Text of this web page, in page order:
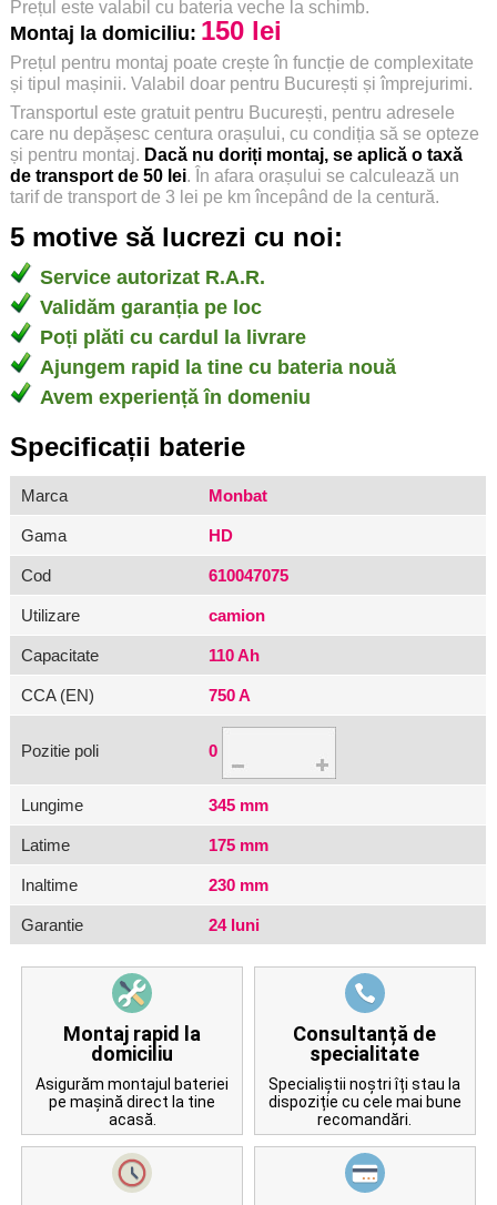
Prețul este valabil cu bateria veche la schimb.
Montaj la domiciliu: 150 lei
Prețul pentru montaj poate crește în funcție de complexitate
și tipul mașinii. Valabil doar pentru București și împrejurimi.
Transportul este gratuit pentru București, pentru adresele
care nu depășesc centura orașului, cu condiția să se opteze
și pentru montaj. Dacă nu doriți montaj, se aplică o taxă
de transport de 50 lei. În afara orașului se calculează un
tarif de transport de 3 lei pe km începând de la centură.
5 motive să lucrezi cu noi:
Service autorizat R.A.R.
Validăm garanția pe loc
Poți plăti cu cardul la livrare
Ajungem rapid la tine cu bateria nouă
Avem experiență în domeniu
Specificații baterie
Marca Monbat
Gama HD
Cod 610047075
Utilizare camion
Capacitate 110 Ah
CCA (EN) 750 A
Pozitie poli 0
Lungime 345 mm
Latime 175 mm
Inaltime 230 mm
Garantie 24 luni
Montaj rapid la
domiciliu
Asigurăm montajul bateriei
pe mașină direct la tine
acasă.
Consultanță de
specialitate
Specialiștii noștri îți stau la
dispoziție cu cele mai bune
recomandări.